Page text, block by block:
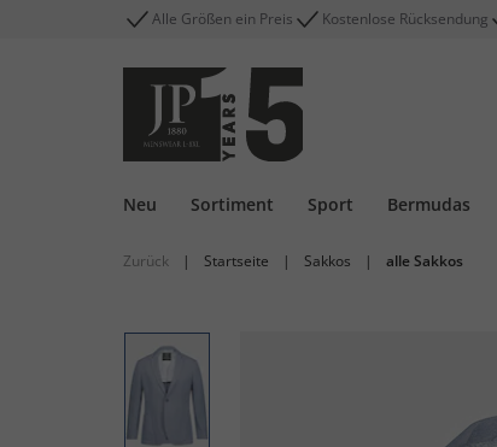
Alle Größen ein Preis Kostenlose Rücksendung
Neu Sortiment Sport Bermudas
Zurück | Startseite | Sakkos | alle Sakkos